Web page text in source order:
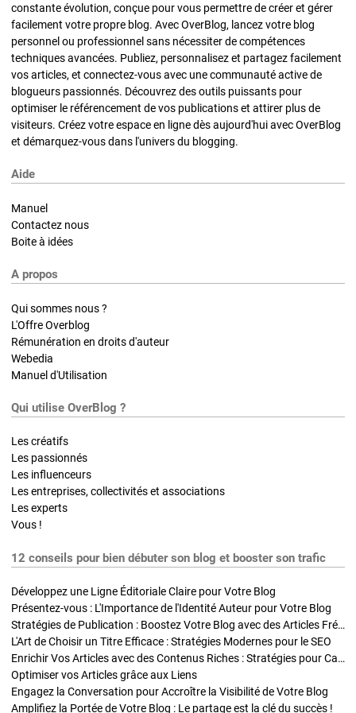
constante évolution, conçue pour vous permettre de créer et gérer
facilement votre propre blog. Avec OverBlog, lancez votre blog
personnel ou professionnel sans nécessiter de compétences
techniques avancées. Publiez, personnalisez et partagez facilement
vos articles, et connectez-vous avec une communauté active de
blogueurs passionnés. Découvrez des outils puissants pour
optimiser le référencement de vos publications et attirer plus de
visiteurs. Créez votre espace en ligne dès aujourd'hui avec OverBlog
et démarquez-vous dans l'univers du blogging.
Aide
Manuel
Contactez nous
Boite à idées
A propos
Qui sommes nous ?
L'Offre Overblog
Rémunération en droits d'auteur
Webedia
Manuel d'Utilisation
Qui utilise OverBlog ?
Les créatifs
Les passionnés
Les influenceurs
Les entreprises, collectivités et associations
Les experts
Vous !
12 conseils pour bien débuter son blog et booster son trafic
Développez une Ligne Éditoriale Claire pour Votre Blog
Présentez-vous : L'Importance de l'Identité Auteur pour Votre Blog
Stratégies de Publication : Boostez Votre Blog avec des Articles Fréquents et Exclusifs
L'Art de Choisir un Titre Efficace : Stratégies Modernes pour le SEO
Enrichir Vos Articles avec des Contenus Riches : Stratégies pour Captiver et Optimiser
Optimiser vos Articles grâce aux Liens
Engagez la Conversation pour Accroître la Visibilité de Votre Blog
Amplifiez la Portée de Votre Blog : Le partage est la clé du succès !